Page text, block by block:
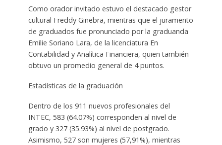
Como orador invitado estuvo el destacado gestor
cultural Freddy Ginebra, mientras que el juramento
de graduados fue pronunciado por la graduanda
Emilie Soriano Lara, de la licenciatura En
Contabilidad y Analítica Financiera, quien también
obtuvo un promedio general de 4 puntos.
Estadísticas de la graduación
Dentro de los 911 nuevos profesionales del
INTEC, 583 (64.07%) corresponden al nivel de
grado y 327 (35.93%) al nivel de postgrado.
Asimismo, 527 son mujeres (57,91%), mientras